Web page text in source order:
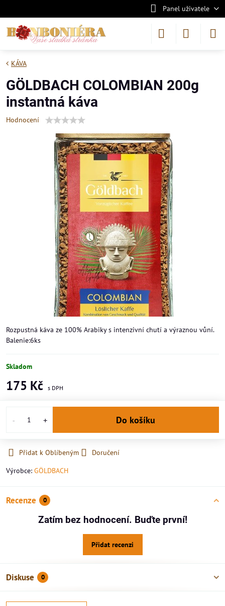
Panel uživatele
KÁVA
GÖLDBACH COLOMBIAN 200g
instantná káva
Hodnocení
Rozpustná káva ze 100% Arabiky s intenzivní chutí a výraznou vůní.
Balenie:6ks
Skladom
175 Kč
Do košíku
Přidat k Oblíbeným
Doručení
Výrobce: GÖLDBACH
Recenze 0
Zatím bez hodnocení. Buďte první!
Přidat recenzi
Diskuse 0